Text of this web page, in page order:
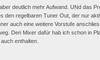
deutlich mehr Aufwand. UNd das
den regelbaren Tuner Out, der nur
auch eine weitere Vorstufe
Den Mixer dafür hab ich schon in
enthalten.